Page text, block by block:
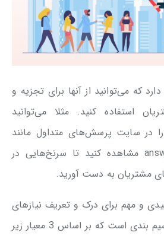
که می‌توانید از آنها برای تجزیه و
استفاده کنید. مثلا می‌توانید
در سایت پرسش‌های متداول مانند
ask.com یا answers.com مشاهده کنید تا سرنخ‌هایی در
مشتریان به دست آورید.
و مهم برای درک و تعریف نیازهای
مشتریان، استراتژی تقسیم بندی است که بر اساس 3 معیار زیر